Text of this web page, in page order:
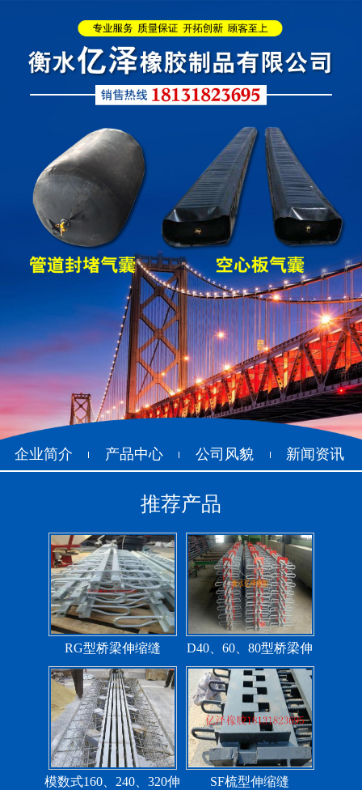
企业简介 产品中心 公司风貌 新闻资讯
推荐产品
座
铁路盆式支座 公路盆式橡胶支座
抗震盆式支座
C40、60、80型桥梁伸
缩缝
F40、60、80型桥梁伸缩
缝
E40、60、80型桥梁伸缩
缝
RG型桥梁伸缩缝
D40、60、80型桥梁伸
缩缝
模数式160、240、320伸
SF梳型伸缩缝